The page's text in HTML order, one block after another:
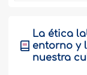
La ética
entorno y
nuestra